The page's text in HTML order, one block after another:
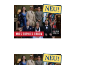
NEU!
NEU!